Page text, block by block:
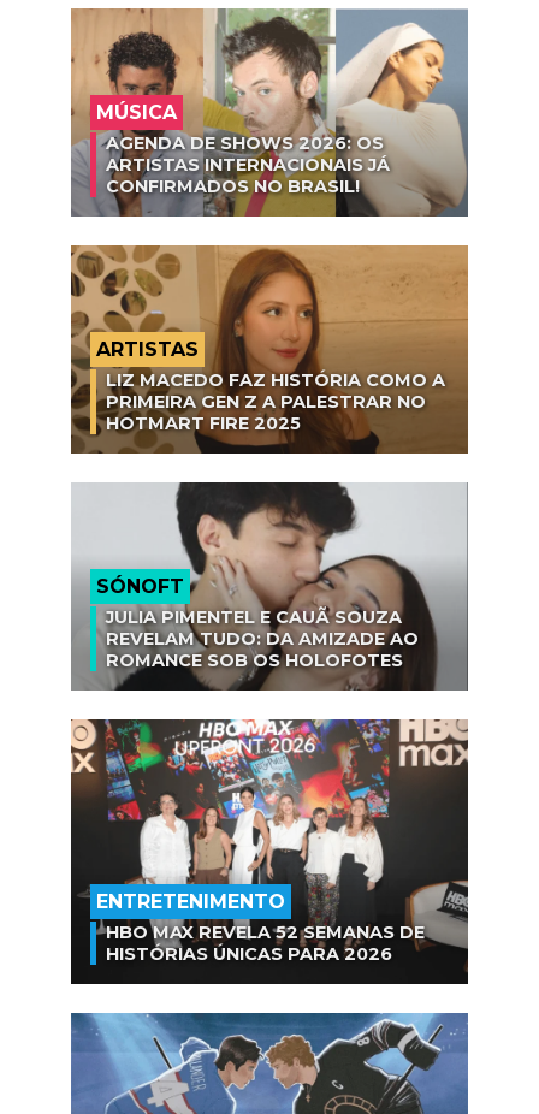
MÚSICA
AGENDA DE SHOWS 2026: OS
ARTISTAS INTERNACIONAIS JÁ
CONFIRMADOS NO BRASIL!
ARTISTAS
LIZ MACEDO FAZ HISTÓRIA COMO A
PRIMEIRA GEN Z A PALESTRAR NO
HOTMART FIRE 2025
SÓNOFT
JULIA PIMENTEL E CAUÃ SOUZA
REVELAM TUDO: DA AMIZADE AO
ROMANCE SOB OS HOLOFOTES
ENTRETENIMENTO
HBO MAX REVELA 52 SEMANAS DE
HISTÓRIAS ÚNICAS PARA 2026